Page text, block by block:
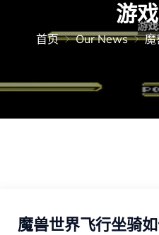
游
首页 Our News 魔
魔兽世界飞行坐骑